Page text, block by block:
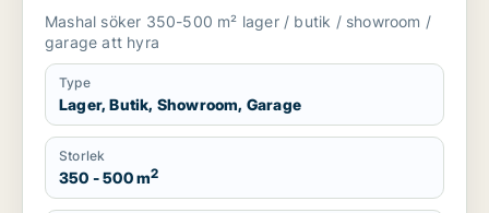
Mashal söker 350-500 m² lager / butik / showroom /
garage att hyra
Type
Lager, Butik, Showroom, Garage
Storlek
350 - 500 m2